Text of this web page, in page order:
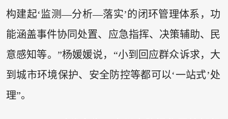
构建起‘监测—分析—落实’的闭环管理体系，功
能涵盖事件协同处置、应急指挥、决策辅助、民
意感知等。”杨媛媛说，“小到回应群众诉求，大
到城市环境保护、安全防控等都可以‘一站式’处
理”。